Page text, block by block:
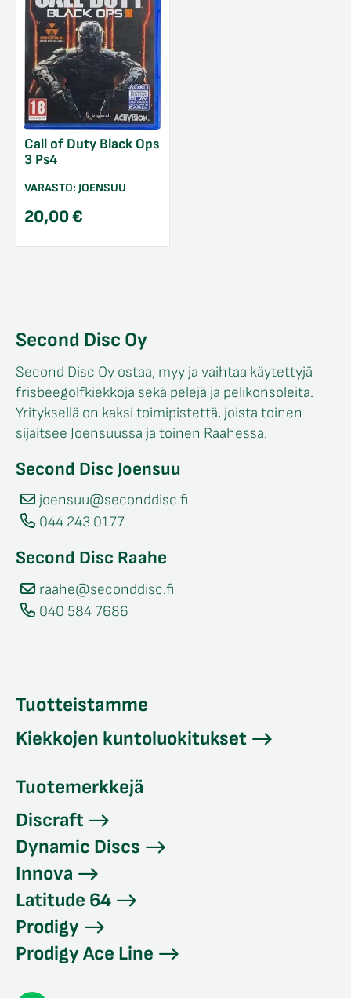
Call of Duty Black Ops
3 Ps4
VARASTO: JOENSUU
20,00€
Second Disc Oy
Second Disc Oy ostaa, myy ja vaihtaa käytettyjä
frisbeegolfkiekkoja sekä pelejä ja pelikonsoleita.
Yrityksellä on kaksi toimipistettä, joista toinen
sijaitsee Joensuussa ja toinen Raahessa.
Second Disc Joensuu
joensuu@seconddisc.fi
044 243 0177
Second Disc Raahe
raahe@seconddisc.fi
040 584 7686
Tuotteistamme
Kiekkojen kuntoluokitukset
Tuotemerkkejä
Discraft
Dynamic Discs
Innova
Latitude 64
Prodigy
Prodigy Ace Line